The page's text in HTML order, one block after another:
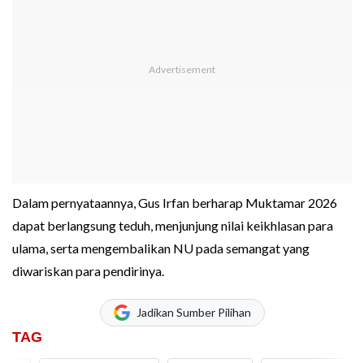
Dalam pernyataannya, Gus Irfan berharap Muktamar 2026
dapat berlangsung teduh, menjunjung nilai keikhlasan para
ulama, serta mengembalikan NU pada semangat yang
diwariskan para pendirinya.
Jadikan Sumber Pilihan
TAG